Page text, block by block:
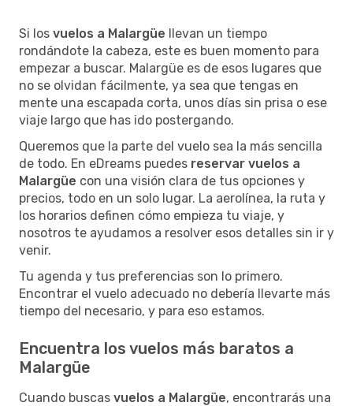
Si los vuelos a Malargüe llevan un tiempo
rondándote la cabeza, este es buen momento para
empezar a buscar. Malargüe es de esos lugares que
no se olvidan fácilmente, ya sea que tengas en
mente una escapada corta, unos días sin prisa o ese
viaje largo que has ido postergando.
Queremos que la parte del vuelo sea la más sencilla
de todo. En eDreams puedes reservar vuelos a
Malargüe con una visión clara de tus opciones y
precios, todo en un solo lugar. La aerolínea, la ruta y
los horarios definen cómo empieza tu viaje, y
nosotros te ayudamos a resolver esos detalles sin ir y
venir.
Tu agenda y tus preferencias son lo primero.
Encontrar el vuelo adecuado no debería llevarte más
tiempo del necesario, y para eso estamos.
Encuentra los vuelos más baratos a
Malargüe
Cuando buscas vuelos a Malargüe, encontrarás una